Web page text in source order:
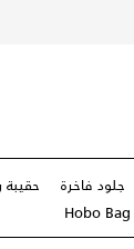
جلود فاخرة
حقيبة